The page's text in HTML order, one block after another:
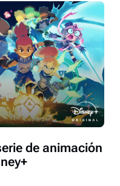
de animación